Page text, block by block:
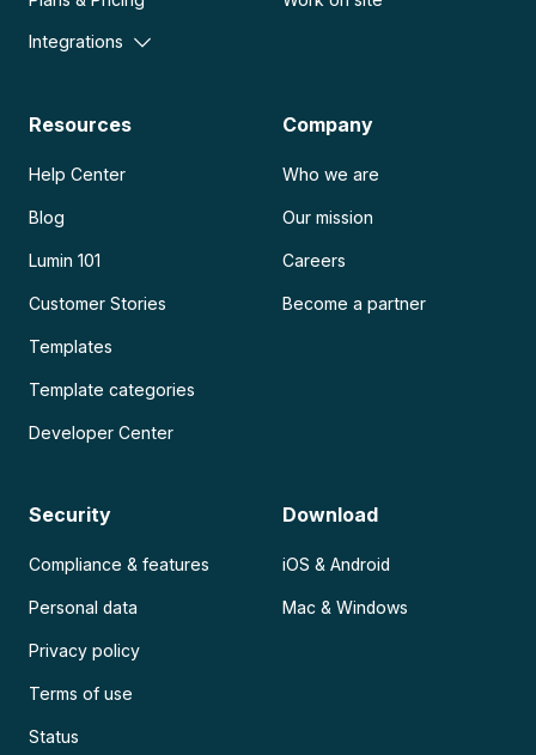
Integrations
Resources
Help Center
Blog
Lumin 101
Customer Stories
Templates
Template categories
Developer Center
Company
Who we are
Our mission
Careers
Become a partner
Security
Compliance & features
Personal data
Privacy policy
Terms of use
Status
Download
iOS & Android
Mac & Windows